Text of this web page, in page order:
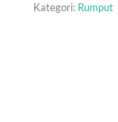
Kategori: Rumput